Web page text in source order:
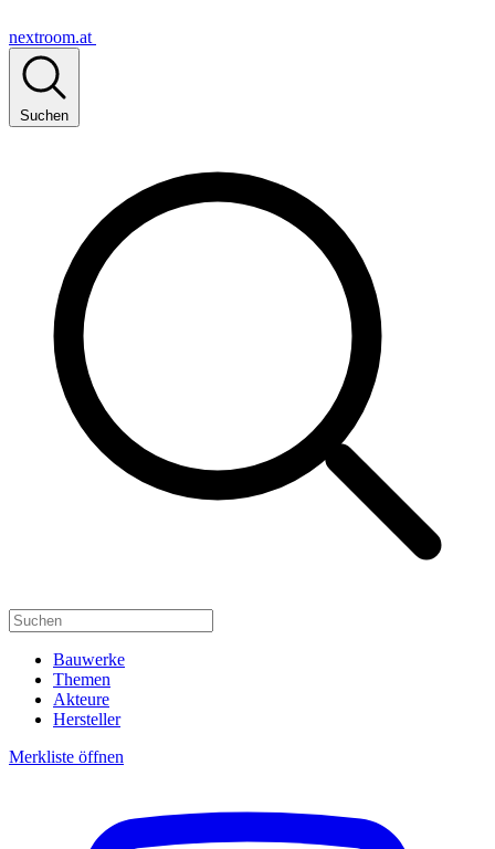
nextroom.at
Suchen
Bauwerke
Themen
Akteure
Hersteller
Merkliste öffnen